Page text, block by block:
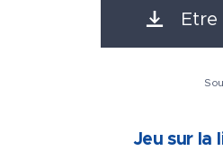
Etre
Jeu sur la